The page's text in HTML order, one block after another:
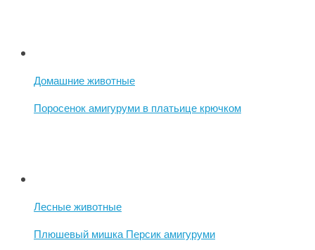
Домашние животные
Поросенок амигуруми в платьице крючком
Лесные животные
Плюшевый мишка Персик амигуруми